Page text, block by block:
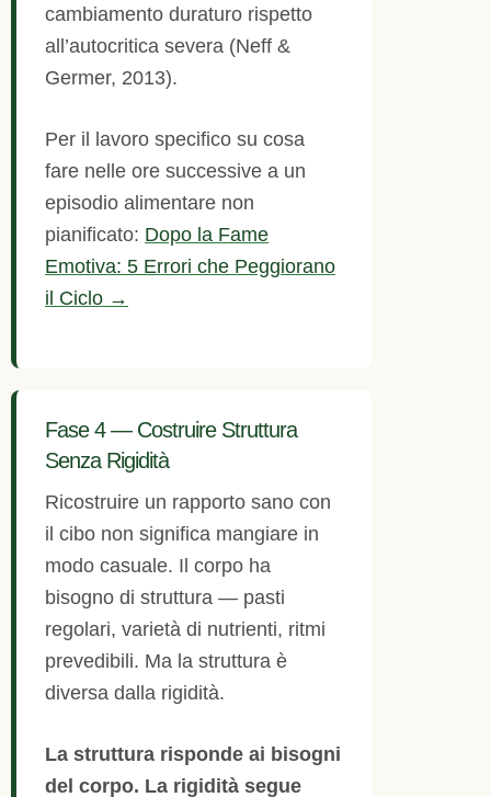
cambiamento duraturo rispetto
all’autocritica severa (Neff &
Germer, 2013).
Per il lavoro specifico su cosa
fare nelle ore successive a un
episodio alimentare non
pianificato: Dopo la Fame
Emotiva: 5 Errori che Peggiorano
il Ciclo →
Fase 4 — Costruire Struttura
Senza Rigidità
Ricostruire un rapporto sano con
il cibo non significa mangiare in
modo casuale. Il corpo ha
bisogno di struttura — pasti
regolari, varietà di nutrienti, ritmi
prevedibili. Ma la struttura è
diversa dalla rigidità.
La struttura risponde ai bisogni
del corpo. La rigidità segue